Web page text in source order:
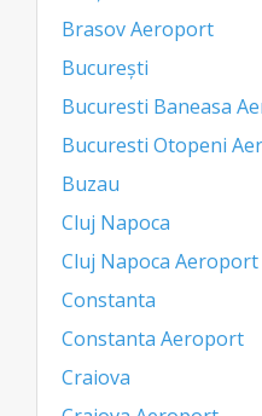
Brasov Aeroport
București
Bucuresti Baneasa
Bucuresti Otopeni
Buzau
Cluj Napoca
Cluj Napoca Aeroport
Constanta
Constanta Aeroport
Craiova